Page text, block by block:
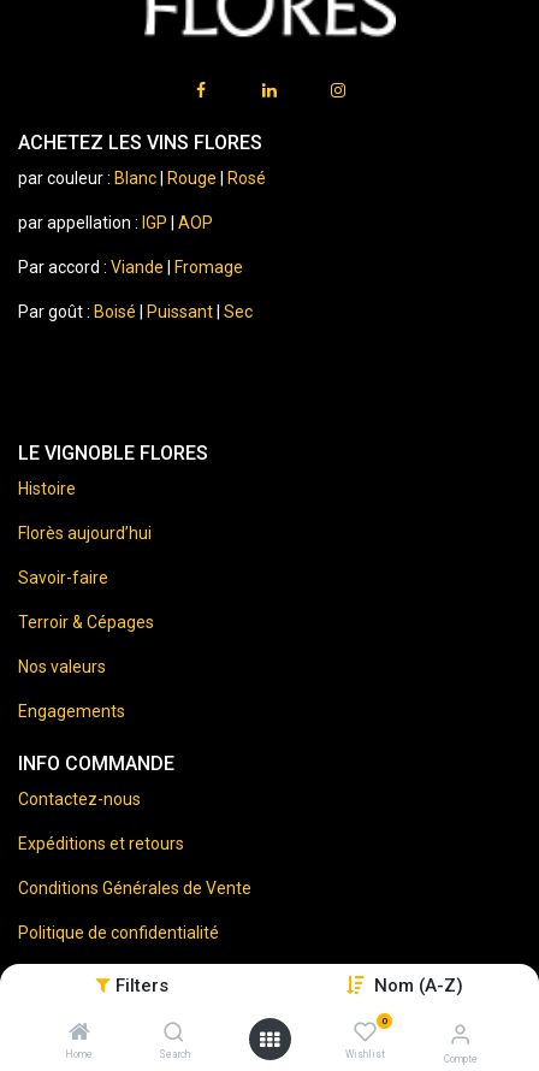
Filters Nom (A-Z)
Home Search
0
Wishlist Compte
ACHETEZ LES VINS FLORES
par couleur : Blanc Rouge Rosé
par appellation : IGP AOP
Par accord : Viande Fromage
Par goût : Boisé Puissant Sec
LE VIGNOBLE FLORES
Histoire
Florès aujourd’hui
Savoir-faire
Terroir & Cépages
Nos valeurs
Engagements
INFO COMMANDE
Contactez-nous
Expéditions et retours
Conditions Générales de Vente
Politique de confidentialité
Mentions Légales